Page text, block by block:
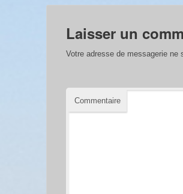
Laisser un
Votre adresse de messagerie ne
Commentaire